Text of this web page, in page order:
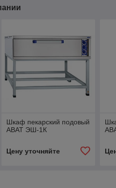
Шкаф пекарский подовый
ABAT ЭШ-1К
Цену уточняйте